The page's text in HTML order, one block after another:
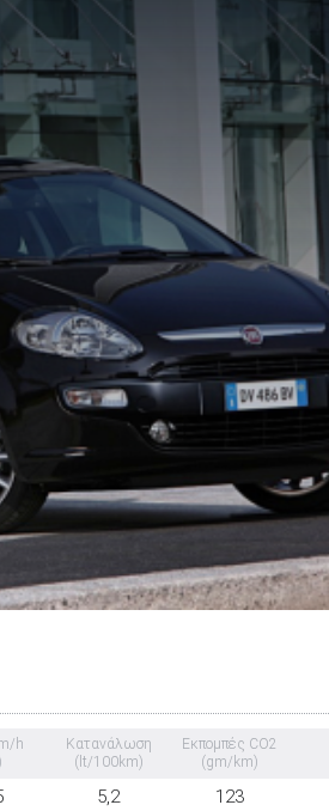
h
Κατανάλωση
(lt/100km)
Εκπομπές CO2
(gm/km)
5,2 123